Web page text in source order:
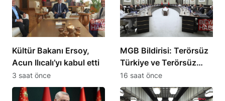
Kültür Bakanı Ersoy,
Acun Ilıcalı’yı kabul etti
3 saat önce
MGB Bildirisi: Terörsüz
Türkiye ve Terörsüz
Bölge hedeflerine
ilerleme kaydedildi
16 saat önce